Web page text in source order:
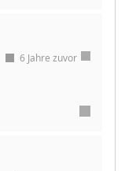
6 Jahre zuvor